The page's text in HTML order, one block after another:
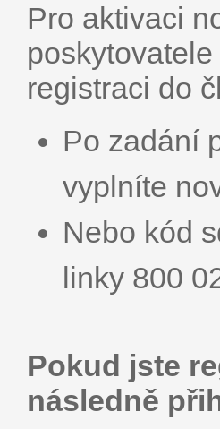
Pro aktivaci
registraci do
Po zadání
vyplníte
Nebo kód
linky 800
Pokud jste
následně